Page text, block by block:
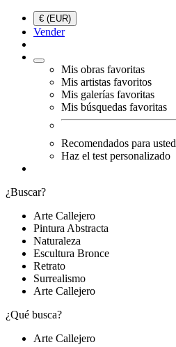
€ (EUR)
Vender
Mis obras favoritas
Mis artistas favoritos
Mis galerías favoritas
Mis búsquedas favoritas
Recomendados para usted
Haz el test personalizado
¿Buscar?
Arte Callejero
Pintura Abstracta
Naturaleza
Escultura Bronce
Retrato
Surrealismo
Arte Callejero
¿Qué busca?
Arte Callejero